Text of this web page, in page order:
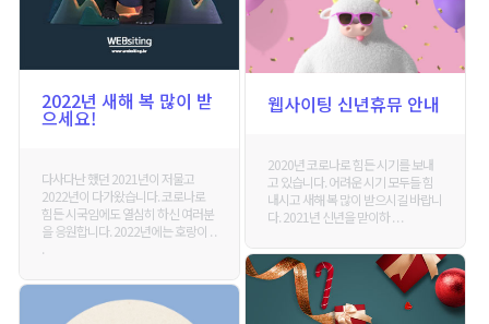
2022년 새해 복 많이 받
으세요!
다사다난 했던 2021년이 저물고
2022년이 다가왔습니다. 코로나로
힘든 시국임에도 열심히 하신 여러분
을 응원합니다. 2022년에는 호랑이 . .
.
웹사이팅 신년휴뮤 안내
2020년 코로나로 힘든 시기를 보내
고 있습니다. 어려운 시기 모두들 힘
내시고 새해 복 많이 받으시길 바랍니
다. 2021년 신년을 맏이하 . . .